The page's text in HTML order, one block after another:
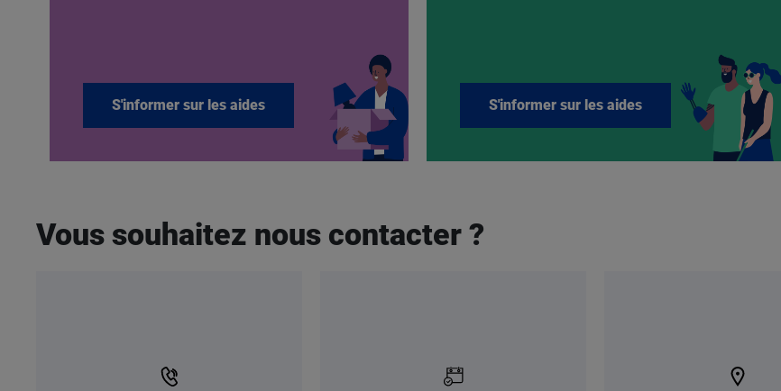
S'informer sur les aides S'informer sur les aides
Vous souhaitez nous contacter ?